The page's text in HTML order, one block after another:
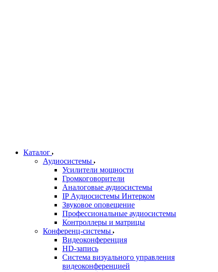
Каталог
Аудиосистемы
Усилители мощности
Громкоговорители
Аналоговые аудиосистемы
IP Аудиосистемы Интерком
Звуковое оповещение
Профессиональные аудиосистемы
Контроллеры и матрицы
Конференц-системы
Видеоконференция
HD-запись
Система визуального управления
видеоконференцией